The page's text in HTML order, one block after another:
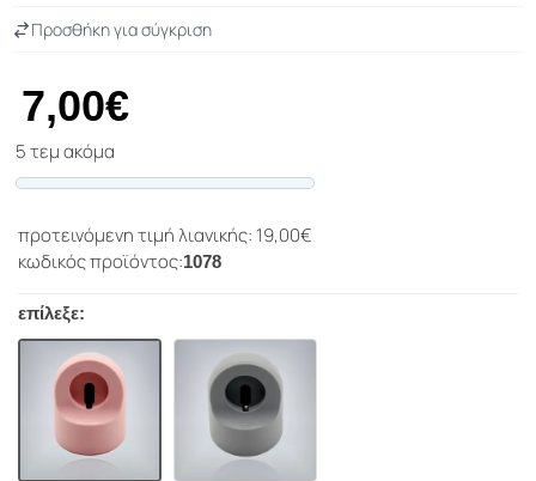
7,00€
5 τεμ ακόμα
Προσθήκη για σύγκριση
προτεινόμενη τιμή λιανικής: 19,00€
κωδικός προϊόντος:1078
επίλεξε: